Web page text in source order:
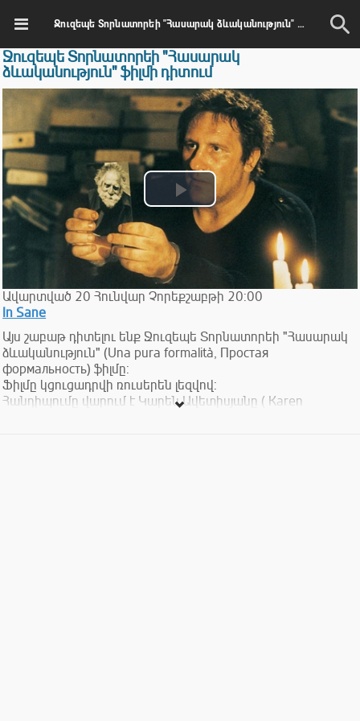
Ջուզեպե Տորնատորեի "Հասարակ ձևականություն" ֆիլմի դիտում
Ջուզեպե Տորնատորեի "Հասարակ
ձևականություն" ֆիլմի դիտում
Play
Video
Ավարտված 20 Հունվար Չորեքշաբթի 20:00
In Sane
Այս շաբաթ դիտելու ենք Ջուզեպե Տորնատորեի "Հասարակ
ձևականություն" (Una pura formalità, Простая
формальность) ֆիլմը:
Ֆիլմը կցուցադրվի ռուսերեն լեզվով:
Հանդիպումը վարում է Կարեն Ավետիսյանը ( Karen